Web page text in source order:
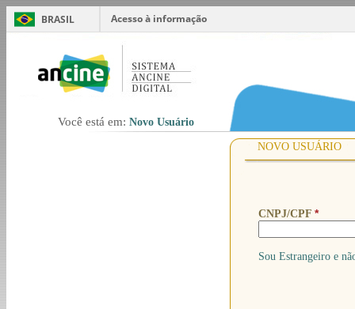
BRASIL Acesso à informação
Você está em: Novo Usuário
NOVO USUÁRIO
CNPJ/CPF*
Sou Estrangeiro e